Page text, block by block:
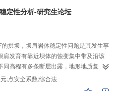
定性分析-研究生论坛
拱坝，坝肩岩体稳定性问题是其发生事
发育有靠近坝体的蚀变集中带及沿该
高程有多条断层出露，地形地质复
定特性，根据水电站坝址区地形地质
层及蚀变带等不利地质构造，建立三维
;点安全系数;综合法